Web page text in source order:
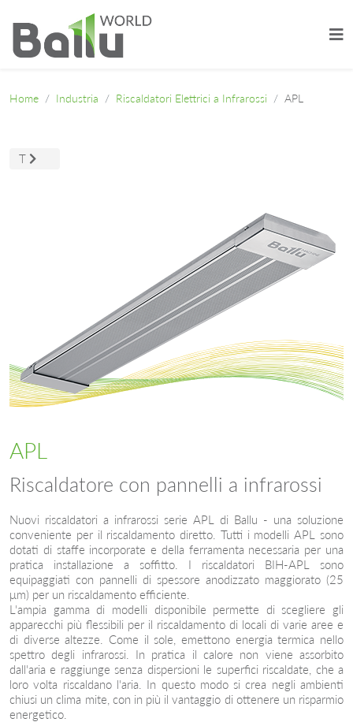
Home Industria Riscaldatori Elettrici a Infrarossi APL
Articolo successivo: T
T
APL
Riscaldatore con pannelli a infrarossi
Nuovi riscaldatori a infrarossi serie APL di Ballu - una soluzione
conveniente per il riscaldamento diretto. Tutti i modelli APL sono
dotati di staffe incorporate e della ferramenta necessaria per una
pratica installazione a soffitto. I riscaldatori BIH-APL sono
equipaggiati con pannelli di spessore anodizzato maggiorato (25
μm) per un riscaldamento efficiente.
L'ampia gamma di modelli disponibile permette di scegliere gli
apparecchi più flessibili per il riscaldamento di locali di varie aree e
di diverse altezze. Come il sole, emettono energia termica nello
spettro degli infrarossi. In pratica il calore non viene assorbito
dall'aria e raggiunge senza dispersioni le superfici riscaldate, che a
loro volta riscaldano l'aria. In questo modo si crea negli ambienti
chiusi un clima mite, con in più il vantaggio di ottenere un risparmio
energetico.